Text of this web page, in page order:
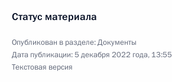
Статус материала
Опубликован в разделе:Документы
Дата публикации:5 декабря 2022 года, 13:55
Текстовая версия